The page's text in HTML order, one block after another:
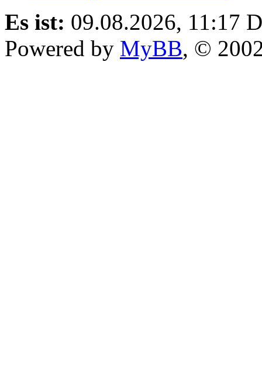
Es ist: 09.08.2026, 11:17
Powered by MyBB, ©